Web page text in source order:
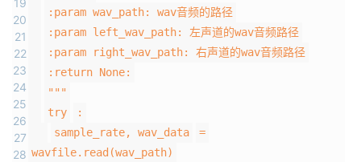
藏
19
20
21
22
23
24
25
26
27
28
:param wav_path: wav音频的路径
:param left_wav_path: 左声道的wav音频路径
:param right_wav_path: 右声道的wav音频路径
:return None:
"""
try
:
sample_rate, wav_data
=
wavfile.read(wav_path)